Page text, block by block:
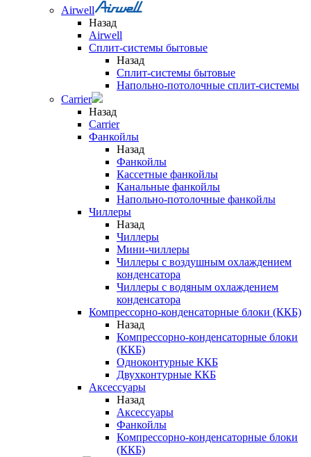
Airwell
Назад
Airwell
Сплит-системы бытовые
Назад
Сплит-системы бытовые
Напольно-потолочные сплит-системы
Carrier
Назад
Carrier
Фанкойлы
Назад
Фанкойлы
Кассетные фанкойлы
Канальные фанкойлы
Напольно-потолочные фанкойлы
Чиллеры
Назад
Чиллеры
Мини-чиллеры
Чиллеры с воздушным охлаждением
конденсатора
Чиллеры с водяным охлаждением
конденсатора
Компрессорно-конденсаторные блоки (ККБ)
Назад
Компрессорно-конденсаторные блоки
(ККБ)
Одноконтурные ККБ
Двухконтурные ККБ
Аксессуары
Назад
Аксессуары
Фанкойлы
Компрессорно-конденсаторные блоки
(ККБ)